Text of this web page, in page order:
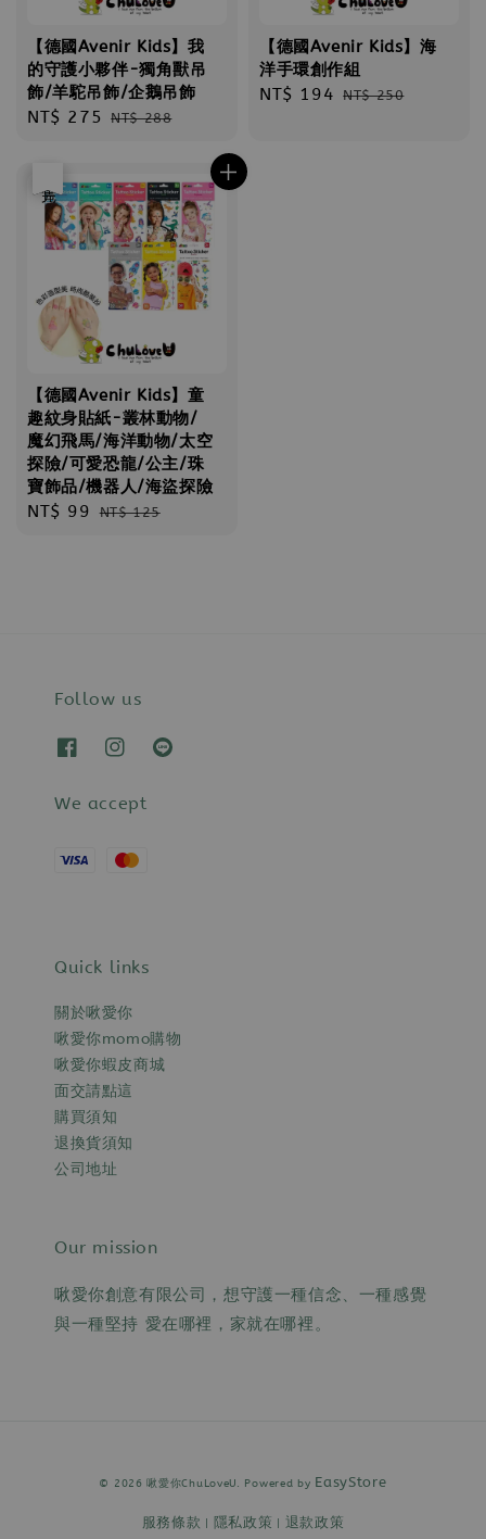
【德國Avenir Kids】我
的守護小夥伴-獨角獸吊
飾/羊駝吊飾/企鵝吊飾
Sale
NT$ 275 Regular
NT$ 288
【德國Avenir Kids】海
洋手環創作組
Sale
NT$ 194 Regular
NT$ 250
【德國Avenir Kids】童
趣紋身貼紙-叢林動物/
魔幻飛馬/海洋動物/太空
探險/可愛恐龍/公主/珠
寶飾品/機器人/海盜探險
Sale
NT$ 99 Regular
NT$ 125
Follow us
We accept
Quick links
關於啾愛你
啾愛你momo購物
啾愛你蝦皮商城
面交請點這
購買須知
退換貨須知
公司地址
Our mission
啾愛你創意有限公司，想守護一種信念、一種感覺
與一種堅持 愛在哪裡，家就在哪裡。
© 2026 啾愛你ChuLoveU. Powered by EasyStore
服務條款 隱私政策 退款政策